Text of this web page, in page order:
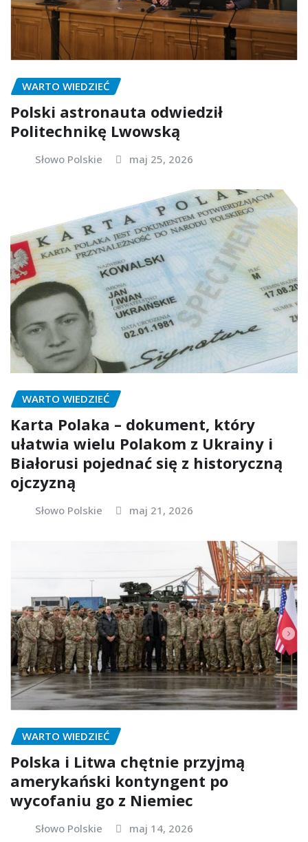
WARTO WIEDZIEĆ
Polski astronauta odwiedził
Politechnikę Lwowską
Słowo Polskie maj 25, 2026
WARTO WIEDZIEĆ
Karta Polaka – dokument, który
ułatwia wielu Polakom z Ukrainy i
Białorusi pojednać się z historyczną
ojczyzną
Słowo Polskie maj 21, 2026
WARTO WIEDZIEĆ
Polska i Litwa chętnie przyjmą
amerykański kontyngent po
wycofaniu go z Niemiec
Słowo Polskie maj 14, 2026